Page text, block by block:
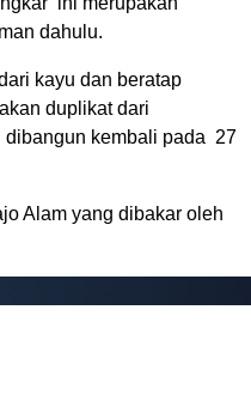
dahulu.
kayu dan beratap
duplikat dari
dibangun kembali pada 27
Alam yang dibakar oleh